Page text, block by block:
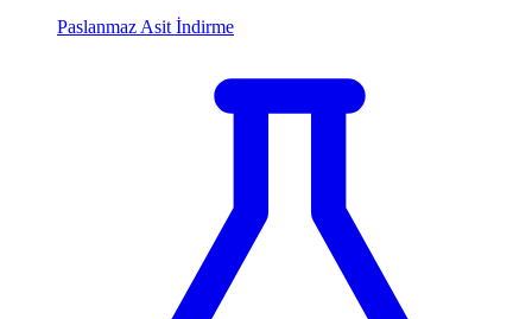
Paslanmaz Asit İndirme